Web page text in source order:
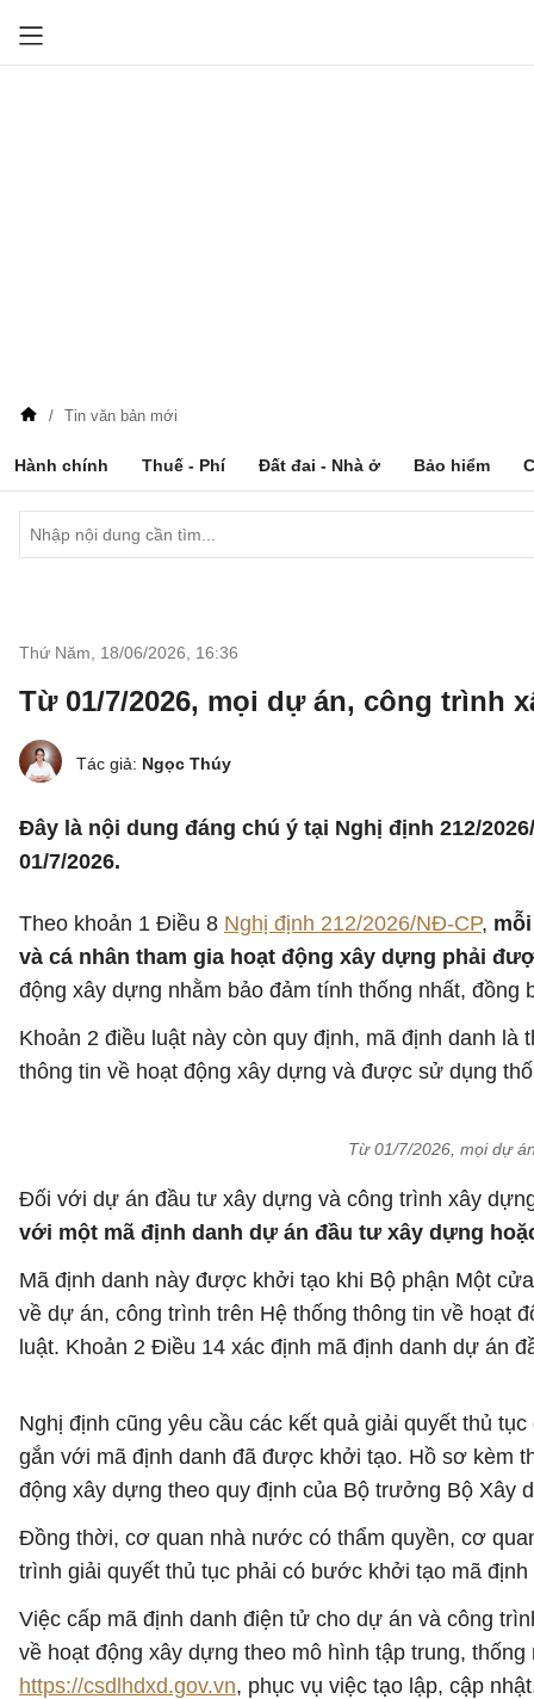
Tin văn bản mới
Hành chính Thuế - Phí Đất đai - Nhà ở Bảo hiểm
Thứ Năm, 18/06/2026 16:36
Từ 01/7/2026, mọi dự án, công trình
Tác giả: Ngọc Thúy
Đây là nội dung đáng chú ý tại Nghị định 212/
01/7/2026.
Theo khoản 1 Điều 8 Nghị định 212/2026/NĐ-CP,
và cá nhân tham gia hoạt động xây dựng phải
động xây dựng nhằm bảo đảm tính thống nhất,
Khoản 2 điều luật này còn quy định, mã định danh
thông tin về hoạt động xây dựng và được sử dụng
Từ 01/7/2026, mọi dự
Đối với dự án đầu tư xây dựng và công trình xây
với một mã định danh dự án đầu tư xây dựng
Mã định danh này được khởi tạo khi Bộ phận Một
về dự án, công trình trên Hệ thống thông tin về hoạt
luật. Khoản 2 Điều 14 xác định mã định danh dự án
Nghị định cũng yêu cầu các kết quả giải quyết thủ
gắn với mã định danh đã được khởi tạo. Hồ sơ kèm
động xây dựng theo quy định của Bộ trưởng Bộ Xây
Đồng thời, cơ quan nhà nước có thẩm quyền, cơ
trình giải quyết thủ tục phải có bước khởi tạo mã
Việc cấp mã định danh điện tử cho dự án và công
về hoạt động xây dựng theo mô hình tập trung,
https://csdlhdxd.gov.vn, phục vụ việc tạo lập, cập